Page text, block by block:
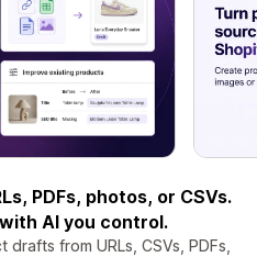
PDFs, photos, or CSVs.
AI you control.
from URLs, CSVs, PDFs,